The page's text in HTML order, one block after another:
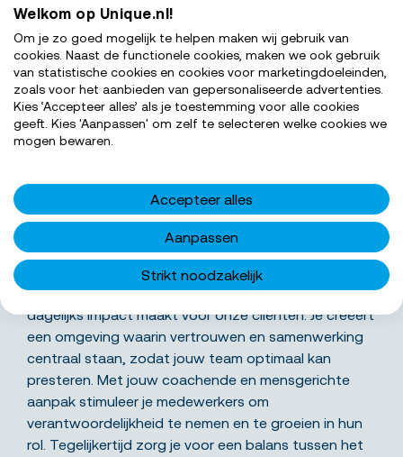
SOLLICITEER NU
Wat ga je precies doen
Als manager uitkeren bij VFV draag je bij aan het
begeleiden en ontwikkelen van een team dat
dagelijks impact maakt voor onze cliënten. Je creëert
een omgeving waarin vertrouwen en samenwerking
centraal staan, zodat jouw team optimaal kan
presteren. Met jouw coachende en mensgerichte
aanpak stimuleer je medewerkers om
verantwoordelijkheid te nemen en te groeien in hun
rol. Tegelijkertijd zorg je voor een balans tussen het
Welkom op Unique.nl!
Om je zo goed mogelijk te helpen maken wij gebruik van
cookies. Naast de functionele cookies, maken we ook gebruik
van statistische cookies en cookies voor marketingdoeleinden,
zoals voor het aanbieden van gepersonaliseerde advertenties.
Kies ‘Accepteer alles’ als je toestemming voor alle cookies
geeft. Kies 'Aanpassen' om zelf te selecteren welke cookies we
mogen bewaren.
Accepteer alles
Aanpassen
Strikt noodzakelijk